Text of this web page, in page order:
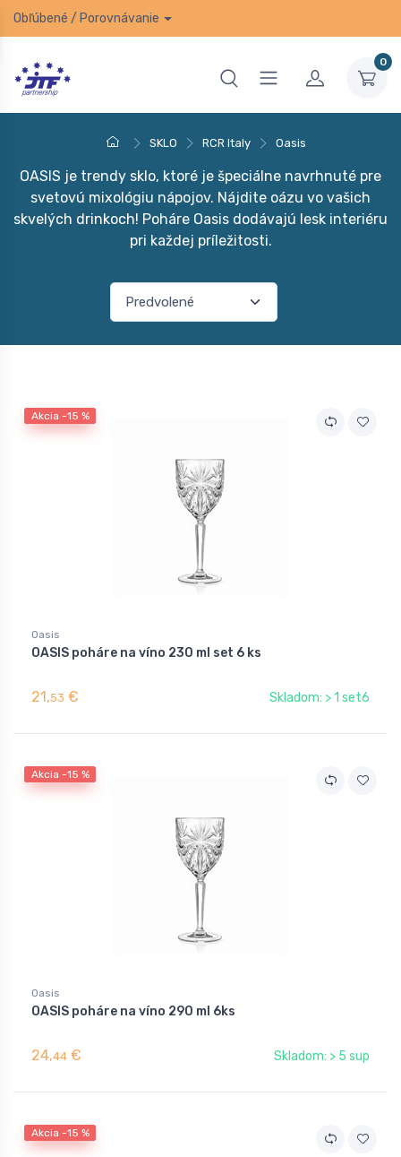
Obľúbené / Porovnávanie
0
SKLO RCR Italy Oasis
OASIS je trendy sklo, ktoré je špeciálne navrhnuté pre
svetovú mixológiu nápojov. Nájdite oázu vo vašich
skvelých drinkoch! Poháre Oasis dodávajú lesk interiéru
pri každej príležitosti.
Akcia -15 %
Oasis
OASIS poháre na víno 230 ml set 6 ks
21,53 € Skladom: > 1 set6
Akcia -15 %
Oasis
OASIS poháre na víno 290 ml 6ks
24,44 € Skladom: > 5 sup
Akcia -15 %